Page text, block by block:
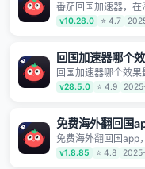
番茄回国加速器，在
区版权限制/网络IP
哩哔哩专用回国
7*24小时服务。
v10.28.0 ⭐ 4.7
回国加速器哪个
回国加速器哪个效果
刷剧不卡，高清秒开
主流应用访问速度 ;
v28.5.0 ⭐ 4.9
免费海外翻回国
免费海外翻回国app
业回国加速器，帮你
爱奇艺等，加速国服
v1.8.85 ⭐ 4.8